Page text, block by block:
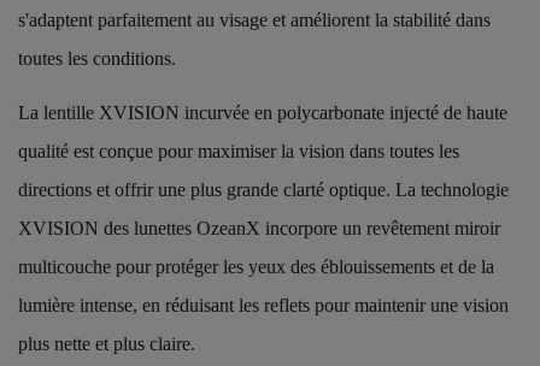
s'adaptent parfaitement au visage et améliorent la stabilité dans
toutes les conditions.
La lentille XVISION incurvée en polycarbonate injecté de haute
qualité est conçue pour maximiser la vision dans toutes les
directions et offrir une plus grande clarté optique. La technologie
XVISION des lunettes OzeanX incorpore un revêtement miroir
multicouche pour protéger les yeux des éblouissements et de la
lumière intense, en réduisant les reflets pour maintenir une vision
plus nette et plus claire.